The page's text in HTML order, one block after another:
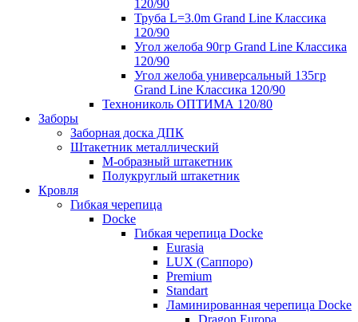
120/90
Труба L=3.0m Grand Line Классика
120/90
Угол желоба 90гр Grand Line Классика
120/90
Угол желоба универсальный 135гр
Grand Line Классика 120/90
Технониколь ОПТИМА 120/80
Заборы
Заборная доска ДПК
Штакетник металлический
М-образный штакетник
Полукруглый штакетник
Кровля
Гибкая черепица
Docke
Гибкая черепица Docke
Eurasia
LUX (Саппоро)
Premium
Standart
Ламинированная черепица Docke
Dragon Europa